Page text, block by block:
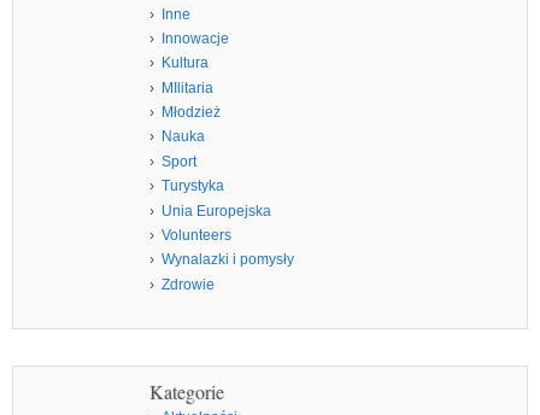
Inne
Innowacje
Kultura
MIlitaria
Młodzież
Nauka
Sport
Turystyka
Unia Europejska
Volunteers
Wynalazki i pomysły
Zdrowie
Kategorie